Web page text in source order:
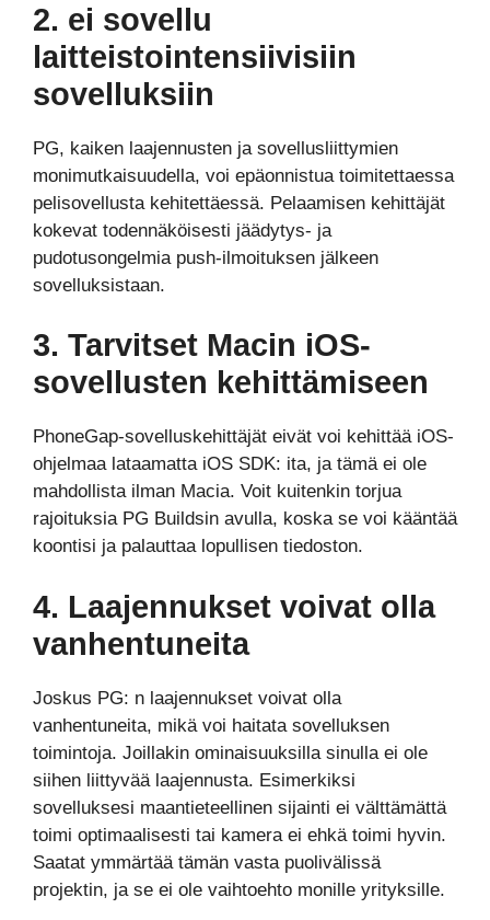
2. ei sovellu
laitteistointensiivisiin
sovelluksiin
PG, kaiken laajennusten ja sovellusliittymien
monimutkaisuudella, voi epäonnistua toimitettaessa
pelisovellusta kehitettäessä. Pelaamisen kehittäjät
kokevat todennäköisesti jäädytys- ja
pudotusongelmia push-ilmoituksen jälkeen
sovelluksistaan.
3. Tarvitset Macin iOS-
sovellusten kehittämiseen
PhoneGap-sovelluskehittäjät eivät voi kehittää iOS-
ohjelmaa lataamatta iOS SDK: ita, ja tämä ei ole
mahdollista ilman Macia. Voit kuitenkin torjua
rajoituksia PG Buildsin avulla, koska se voi kääntää
koontisi ja palauttaa lopullisen tiedoston.
4. Laajennukset voivat olla
vanhentuneita
Joskus PG: n laajennukset voivat olla
vanhentuneita, mikä voi haitata sovelluksen
toimintoja. Joillakin ominaisuuksilla sinulla ei ole
siihen liittyvää laajennusta. Esimerkiksi
sovelluksesi maantieteellinen sijainti ei välttämättä
toimi optimaalisesti tai kamera ei ehkä toimi hyvin.
Saatat ymmärtää tämän vasta puolivälissä
projektin, ja se ei ole vaihtoehto monille yrityksille.